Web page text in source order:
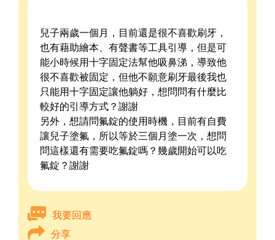
兒子兩歲一個月，目前還是很不喜歡刷牙，
也有藉助繪本、有聲書等工具引導，但是可
能小時候用十字固定法幫他吸鼻涕，導致他
很不喜歡被固定，但他不願意刷牙最後我也
只能用十字固定讓他躺好，想問問有什麼比
較好的引導方式？謝謝
另外，想請問氟錠的使用時機，目前有自費
讓兒子塗氟，所以等於三個月塗一次，想問
問這樣還有需要吃氟錠嗎？幾歲開始可以吃
氟錠？謝謝
我要回應
分享